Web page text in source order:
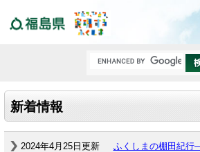
新着情報
2024年4月25日更新 ふくしまの棚田紀行